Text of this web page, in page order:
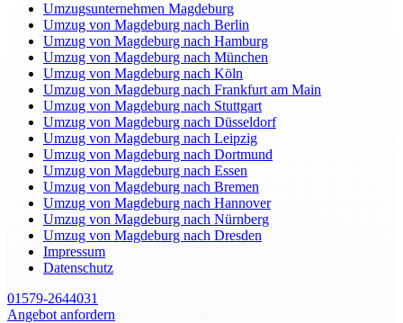
Umzugsunternehmen Magdeburg
Umzug von Magdeburg nach Berlin
Umzug von Magdeburg nach Hamburg
Umzug von Magdeburg nach München
Umzug von Magdeburg nach Köln
Umzug von Magdeburg nach Frankfurt am Main
Umzug von Magdeburg nach Stuttgart
Umzug von Magdeburg nach Düsseldorf
Umzug von Magdeburg nach Leipzig
Umzug von Magdeburg nach Dortmund
Umzug von Magdeburg nach Essen
Umzug von Magdeburg nach Bremen
Umzug von Magdeburg nach Hannover
Umzug von Magdeburg nach Nürnberg
Umzug von Magdeburg nach Dresden
Impressum
Datenschutz
01579-2644031
Angebot anfordern